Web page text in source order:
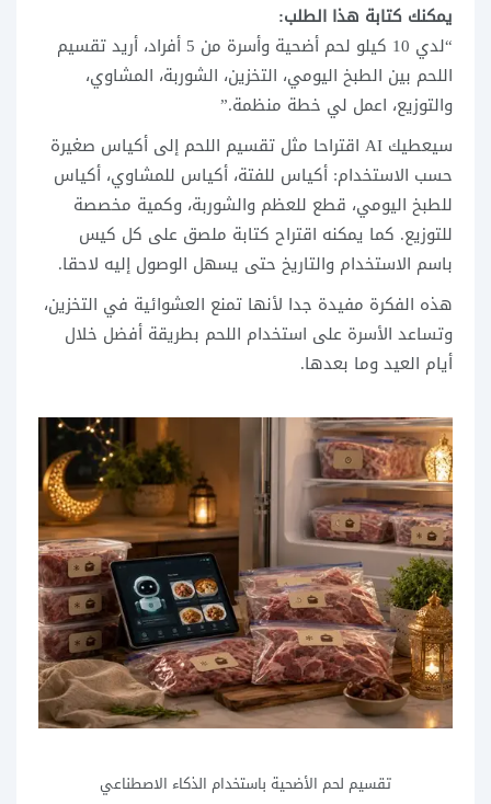
يمكنك كتابة هذا الطلب:
“لدي 10 كيلو لحم أضحية وأسرة من 5 أفراد، أريد تقسيم
اللحم بين الطبخ اليومي، التخزين، الشوربة، المشاوي،
والتوزيع، اعمل لي خطة منظمة.”
سيعطيك AI اقتراحا مثل تقسيم اللحم إلى أكياس صغيرة
حسب الاستخدام: أكياس للفتة، أكياس للمشاوي، أكياس
للطبخ اليومي، قطع للعظم والشوربة، وكمية مخصصة
للتوزيع. كما يمكنه اقتراح كتابة ملصق على كل كيس
باسم الاستخدام والتاريخ حتى يسهل الوصول إليه لاحقا.
هذه الفكرة مفيدة جدا لأنها تمنع العشوائية في التخزين،
وتساعد الأسرة على استخدام اللحم بطريقة أفضل خلال
أيام العيد وما بعدها.
تقسيم لحم الأضحية باستخدام الذكاء الاصطناعي